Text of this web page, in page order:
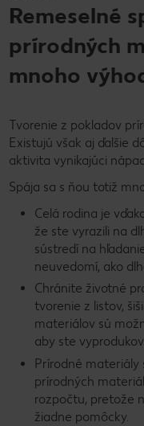
Remeselné
prírodných
mnoho
Tvorenie z pokladov
Existujú však aj ďalšie
aktivita vynikajúci
Spája sa s ňou totiž
Celá rodina je
že ste vyrazili na
sústredí na
neuvedomí, ako
Chránite životné
tvorenie z listov,
materiálov sú
aby ste
Prírodné materiály
prírodných
rozpočtu, pretože
žiadne pomôcky.